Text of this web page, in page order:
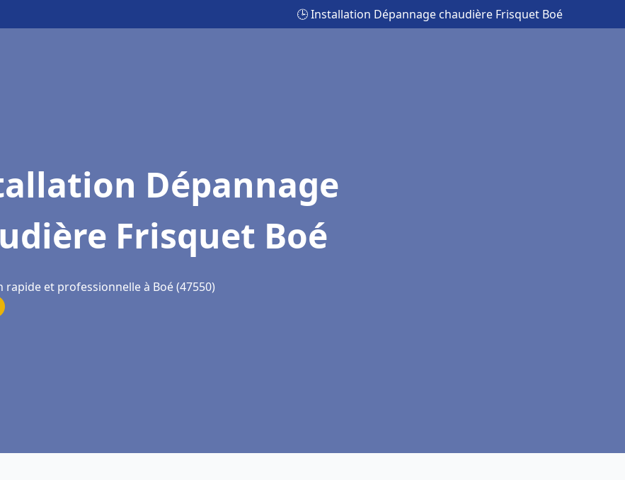
🕒 Installation Dépannage chaudière Frisquet Boé
Dépannage
Frisquet Boé
et professionnelle à Boé (47550)